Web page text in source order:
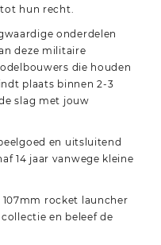
hun recht.
onderdelen
deze militaire
die houden
plaats binnen 2-3
slag met jouw
en uitsluitend
14 jaar vanwege kleine
107mm rocket launcher
en beleef de